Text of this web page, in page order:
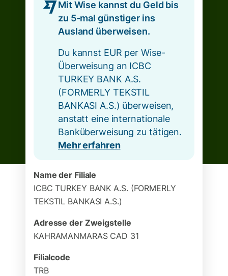
Mit Wise kannst du Geld bis
zu 5-mal günstiger ins
Ausland überweisen.
Du kannst EUR per Wise-
Überweisung an ICBC
TURKEY BANK A.S.
(FORMERLY TEKSTIL
BANKASI A.S.) überweisen,
anstatt eine internationale
Banküberweisung zu tätigen.
Mehr erfahren
Name der Filiale
ICBC TURKEY BANK A.S. (FORMERLY
TEKSTIL BANKASI A.S.)
Adresse der Zweigstelle
KAHRAMANMARAS CAD 31
Filialcode
TRB